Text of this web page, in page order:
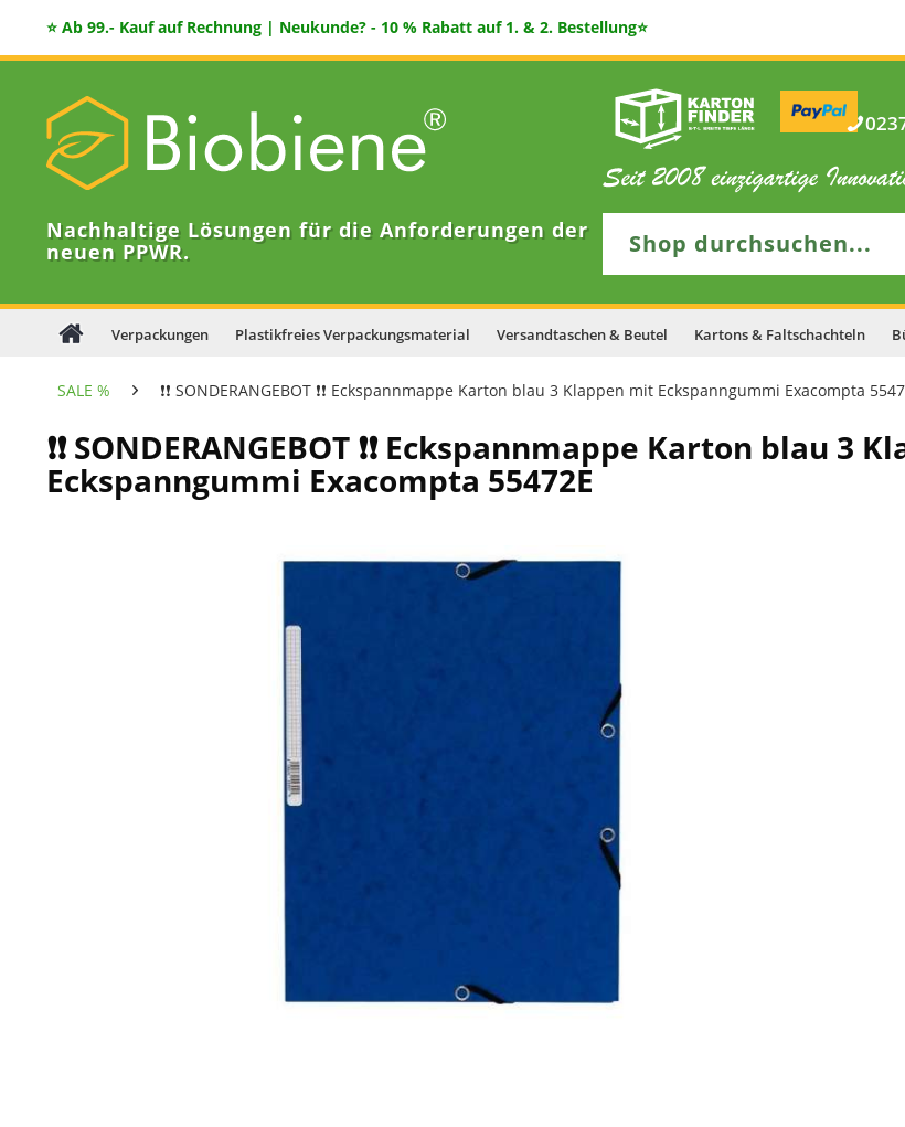
⭐ Ab 99.- Kauf auf Rechnung | Neukunde? - 10 % Rabatt auf 1. & 2. Bestellung⭐
Nachhaltige Lösungen für die Anforderungen der
neuen PPWR.
Verpackungen Plastikfreies Verpackungsmaterial Versandtaschen & Beutel Kartons & Faltschachteln
SALE % ❗❗ SONDERANGEBOT ❗❗ Eckspannmappe Karton blau 3 Klappen mit Eckspanngummi Exacompta
❗❗ SONDERANGEBOT ❗❗ Eckspannmappe Karton blau 3
Eckspanngummi Exacompta 55472E